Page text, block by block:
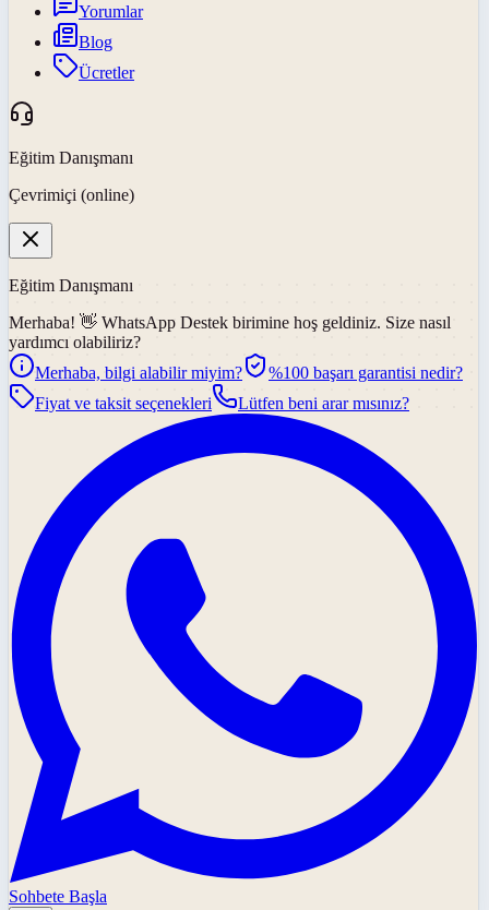
Yorumlar
Blog
Ücretler
Eğitim Danışmanı
Çevrimiçi (online)
Eğitim Danışmanı
Merhaba! 👋 WhatsApp Destek birimine hoş geldiniz. Size nasıl
yardımcı olabiliriz?
Merhaba, bilgi alabilir miyim?
%100 başarı garantisi nedir?
Fiyat ve taksit seçenekleri
Lütfen beni arar mısınız?
Sohbete Başla